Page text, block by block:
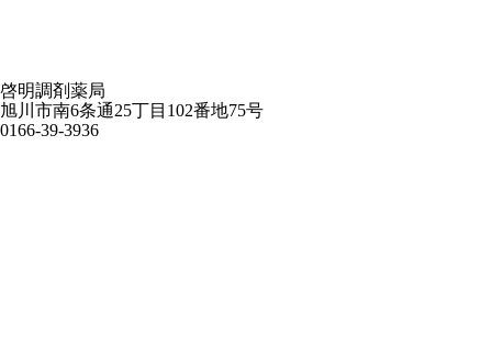
啓明調剤薬局
旭川市南6条通25丁目102番地75号
0166-39-3936